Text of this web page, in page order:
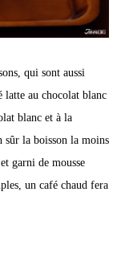
qui sont aussi
latte au chocolat blanc
blanc et à la
sûr la boisson la moins
garni de mousse
un café chaud fera